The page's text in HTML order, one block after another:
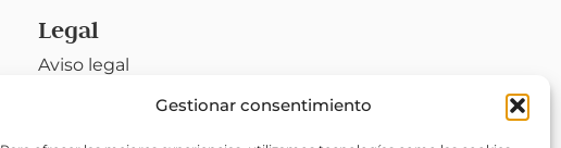
Gestionar consentimiento
Legal
Aviso legal